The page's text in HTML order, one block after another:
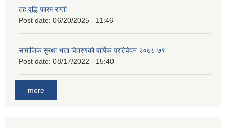
तह वृद्धि फारम राप्ती
Post date: 06/20/2025 - 11:46
सामाजिक सुरक्षा भत्ता वितरणको वार्षिक प्रतिवेदन २०७८-७९
Post date: 08/17/2022 - 15:40
more